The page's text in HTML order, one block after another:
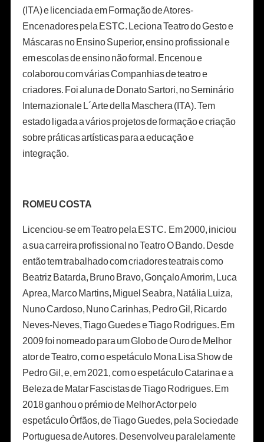
(ITA) e licenciada em Formação de Atores-
Encenadores pela ESTC. Leciona Teatro do Gesto e
Máscaras no Ensino Superior, ensino profissional e
em escolas de ensino não formal. Encenou e
colaborou com várias Companhias de teatro e
criadores. Foi aluna de Donato Sartori, no Seminário
Internazionale L´Arte della Maschera (ITA). Tem
estado ligada a vários projetos de formação e criação
sobre práticas artísticas para a educação e
integração.
ROMEU COSTA
Licenciou-se em Teatro pela ESTC. Em 2000, iniciou
a sua carreira profissional no Teatro O Bando. Desde
então tem trabalhado com criadores teatrais como
Beatriz Batarda, Bruno Bravo, Gonçalo Amorim, Luca
Aprea, Marco Martins, Miguel Seabra, Natália Luiza,
Nuno Cardoso, Nuno Carinhas, Pedro Gil, Ricardo
Neves-Neves, Tiago Guedes e Tiago Rodrigues. Em
2009 foi nomeado para um Globo de Ouro de Melhor
ator de Teatro, com o espetáculo Mona Lisa Show de
Pedro Gil, e, em 2021, com o espetáculo Catarina e a
Beleza de Matar Fascistas de Tiago Rodrigues. Em
2018 ganhou o prémio de Melhor Actor pelo
espetáculo Órfãos, de Tiago Guedes, pela Sociedade
Portuguesa de Autores. Desenvolveu paralelamente